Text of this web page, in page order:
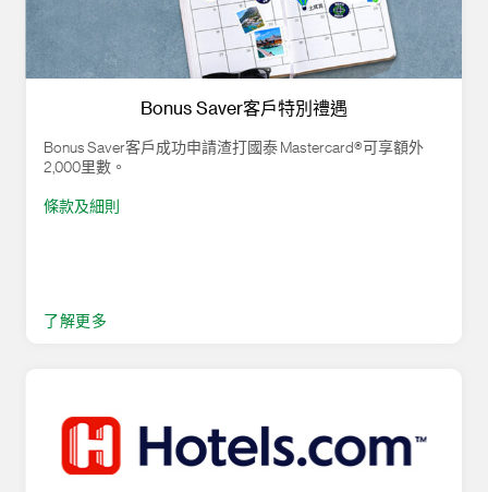
Bonus Saver客戶特別禮遇
Bonus Saver客戶成功申請渣打國泰 Mastercard®可享額外
2,000里數。
條款及細則
了解更多